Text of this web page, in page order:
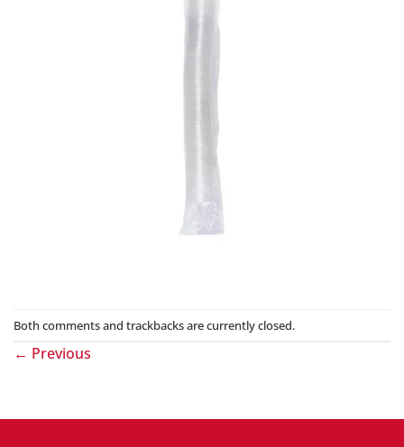
Both comments and trackbacks are currently closed.
← Previous